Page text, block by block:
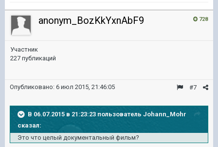
728
anonym_BozKkYxnAbF9
Участник
227 публикаций
#7
Опубликовано: 6 июл 2015, 21:46:05
В 06.07.2015 в 21:23:23 пользователь Johann_Mohr
сказал:
Это что целый документальный фильм?